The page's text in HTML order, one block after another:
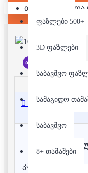
ფაზლები 500+
3D ფაზლები
საბავშვო
სამაგიდო
საბავშვო
8+ თამაშები
თქვენი კალათა
არ არის მარაგში
აღწერა
1000
კარგად არის